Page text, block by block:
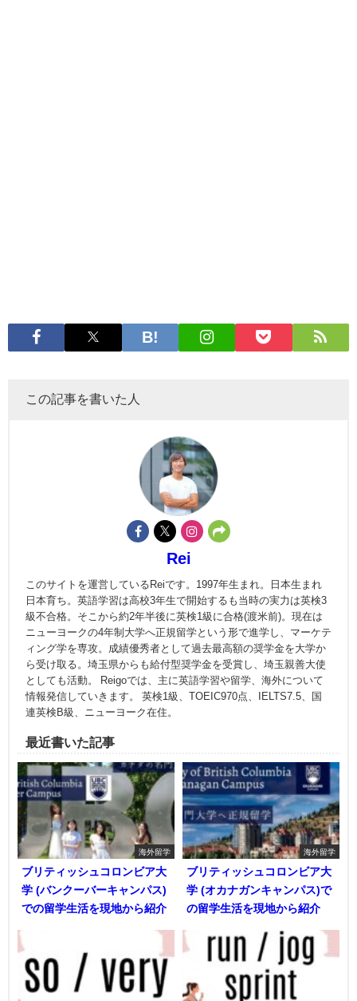
この記事を書いた人
Rei
このサイトを運営しているReiです。1997年生まれ。日本生まれ
日本育ち。英語学習は高校3年生で開始するも当時の実力は英検3
級不合格。そこから約2年半後に英検1級に合格(渡米前)。現在は
ニューヨークの4年制大学へ正規留学という形で進学し、マーケテ
ィング学を専攻。成績優秀者として過去最高額の奨学金を大学か
ら受け取る。埼玉県からも給付型奨学金を受賞し、埼玉親善大使
としても活動。 Reigoでは、主に英語学習や留学、海外について
情報発信していきます。 英検1級、TOEIC970点、IELTS7.5、国
連英検B級、ニューヨーク在住。
最近書いた記事
海外留学
ブリティッシュコロンビア大
学 (バンクーバーキャンパス)
での留学生活を現地から紹介
海外留学
ブリティッシュコロンビア大
学 (オカナガンキャンパス)で
の留学生活を現地から紹介